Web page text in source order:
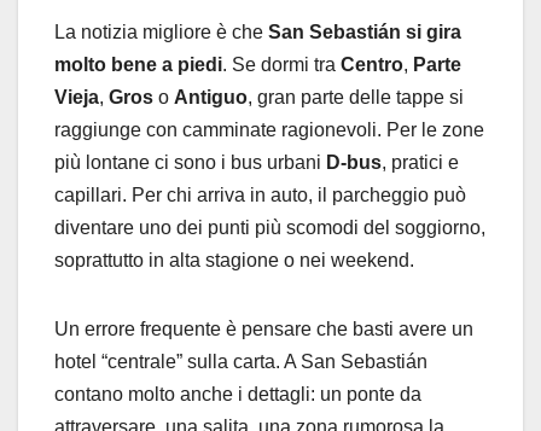
La notizia migliore è che San Sebastián si gira
molto bene a piedi. Se dormi tra Centro, Parte
Vieja, Gros o Antiguo, gran parte delle tappe si
raggiunge con camminate ragionevoli. Per le zone
più lontane ci sono i bus urbani D-bus, pratici e
capillari. Per chi arriva in auto, il parcheggio può
diventare uno dei punti più scomodi del soggiorno,
soprattutto in alta stagione o nei weekend.
Un errore frequente è pensare che basti avere un
hotel “centrale” sulla carta. A San Sebastián
contano molto anche i dettagli: un ponte da
attraversare, una salita, una zona rumorosa la